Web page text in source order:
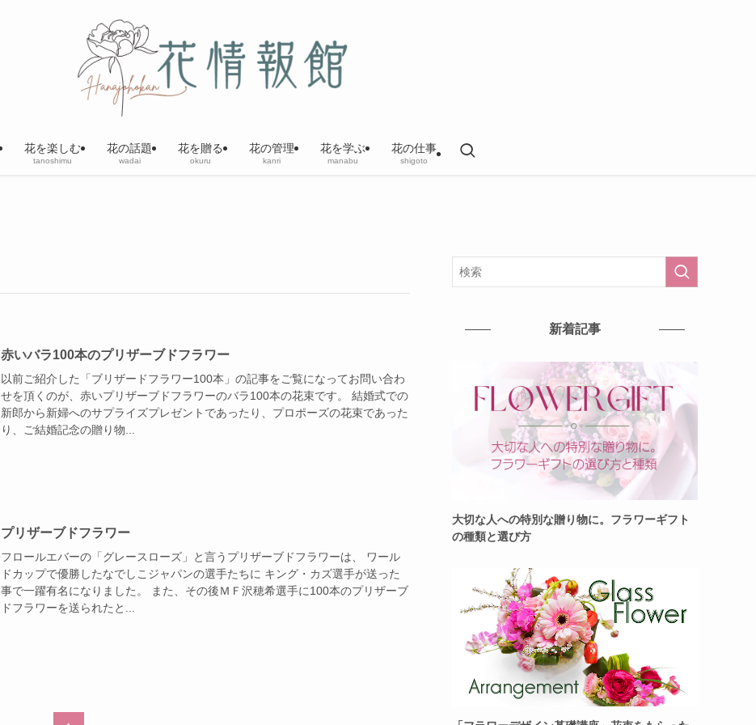
花を楽しむ
tanoshimu
花の話題
wadai
花を贈る
okuru
花の管理
kanri
花を学ぶ
manabu
花の仕事
shigoto
赤いバラ100本のプリザーブドフラワー
以前ご紹介した「ブリザードフラワー100本」の記事をご覧になってお問い合わ
せを頂くのが、赤いプリザーブドフラワーのバラ100本の花束です。 結婚式での
新郎から新婦へのサプライズプレゼントであったり、プロポーズの花束であった
り、ご結婚記念の贈り物...
プリザーブドフラワー
フロールエバーの「グレースローズ」と言うプリザーブドフラワーは、 ワール
ドカップで優勝したなでしこジャパンの選手たちに キング・カズ選手が送った
事で一躍有名になりました。 また、その後ＭＦ沢穂希選手に100本のプリザーブ
ドフラワーを送られたと...
新着記事
大切な人への特別な贈り物に。フラワーギフト
の種類と選び方